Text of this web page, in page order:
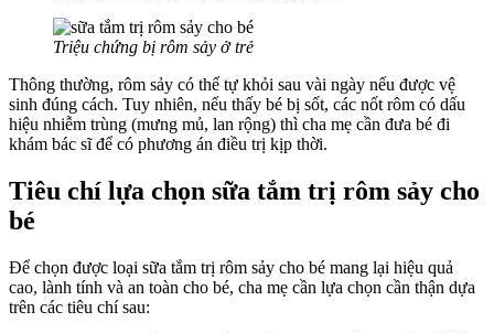
Triệu chứng bị rôm sảy ở trẻ
Thông thường, rôm sảy có thể tự khỏi sau vài ngày nếu được vệ
sinh đúng cách. Tuy nhiên, nếu thấy bé bị sốt, các nốt rôm có dấu
hiệu nhiễm trùng (mưng mủ, lan rộng) thì cha mẹ cần đưa bé đi
khám bác sĩ để có phương án điều trị kịp thời.
Tiêu chí lựa chọn sữa tắm trị rôm sảy cho
bé
Để chọn được loại sữa tắm trị rôm sảy cho bé mang lại hiệu quả
cao, lành tính và an toàn cho bé, cha mẹ cần lựa chọn cần thận dựa
trên các tiêu chí sau: